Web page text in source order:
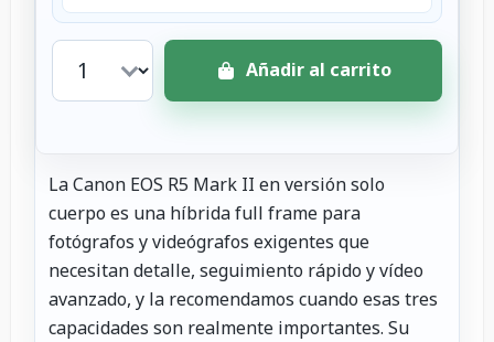
Añadir al carrito
La Canon EOS R5 Mark II en versión solo
cuerpo es una híbrida full frame para
fotógrafos y videógrafos exigentes que
necesitan detalle, seguimiento rápido y vídeo
avanzado, y la recomendamos cuando esas tres
capacidades son realmente importantes. Su